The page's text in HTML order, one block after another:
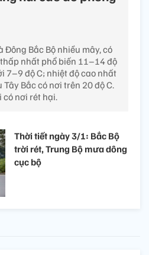
Đông Bắc Bộ nhiều mây, có
nhất phổ biến 11–14 độ
7–9 độ C; nhiệt độ cao nhất
Bắc có nơi trên 20 độ C.
có nơi rét hại.
Thời tiết ngày 3/1: Bắc Bộ
trời rét, Trung Bộ mưa dông
cục bộ